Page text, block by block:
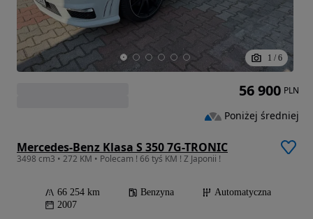
1 / 6
Mercedes-Benz Klasa S 350 7G-TRONIC
3498 cm3 • 272 KM • Polecam ! 66 tyś KM ! Z Japonii !
66 254 km Benzyna
Automatyczna
2007
56 900 PLN
Poniżej średniej